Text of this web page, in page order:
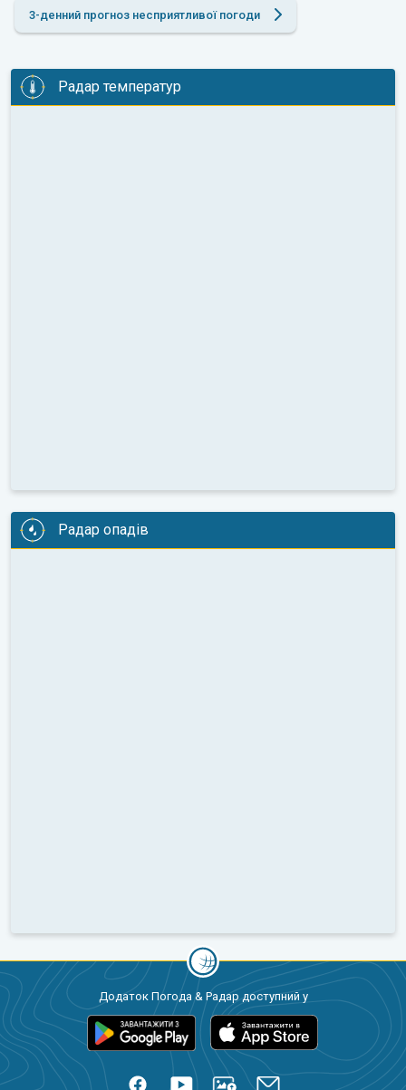
3-денний прогноз несприятливої погоди
Радар температур
Радар опадів
Додаток Погода & Радар доступний у